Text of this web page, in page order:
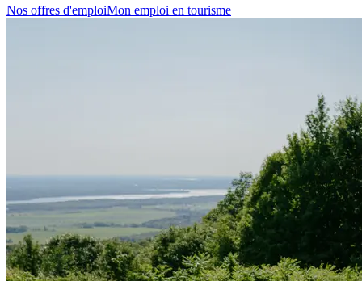
Nos offres d'emploiMon emploi en tourisme